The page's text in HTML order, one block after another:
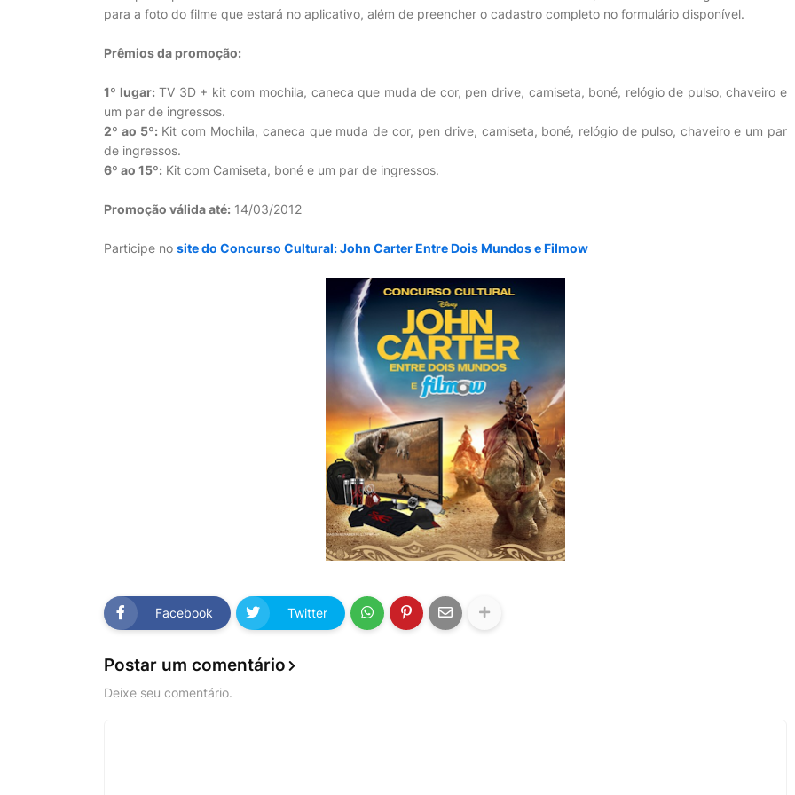
para a foto do filme que estará no aplicativo, além de preencher o cadastro completo no formulário disponível.
Prêmios da promoção:
1º lugar: TV 3D + kit com mochila, caneca que muda de cor, pen drive, camiseta, boné, relógio de pulso, chaveiro e
um par de ingressos.
2º ao 5º: Kit com Mochila, caneca que muda de cor, pen drive, camiseta, boné, relógio de pulso, chaveiro e um par
de ingressos.
6º ao 15º: Kit com Camiseta, boné e um par de ingressos.
Promoção válida até: 14/03/2012
Participe no site do Concurso Cultural: John Carter Entre Dois Mundos e Filmow
Facebook Twitter
Postar um comentário
Deixe seu comentário.